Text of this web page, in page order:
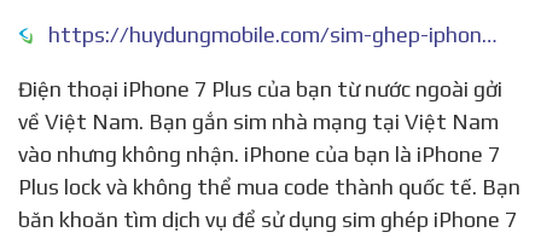
https://huydungmobile.com/sim-ghep-iphone-7-plus-lock/
Điện thoại iPhone 7 Plus của bạn từ nước ngoài gởi
về Việt Nam. Bạn gắn sim nhà mạng tại Việt Nam
vào nhưng không nhận. iPhone của bạn là iPhone 7
Plus lock và không thể mua code thành quốc tế. Bạn
băn khoăn tìm dịch vụ để sử dụng sim ghép iPhone 7